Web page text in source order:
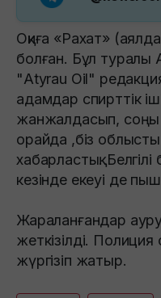
Оқиға «Рахат»
болған. Бұл туралы
"Atyrau Oil"
адамдар спирттік
жанжалдасып, соңы
орайда ,біз
хабарластық.
кезінде екеуі де
Жараланғандар
жеткізілді. Полиция
жүргізіп жатыр.